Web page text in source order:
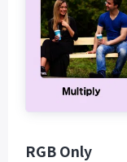
RGB Only